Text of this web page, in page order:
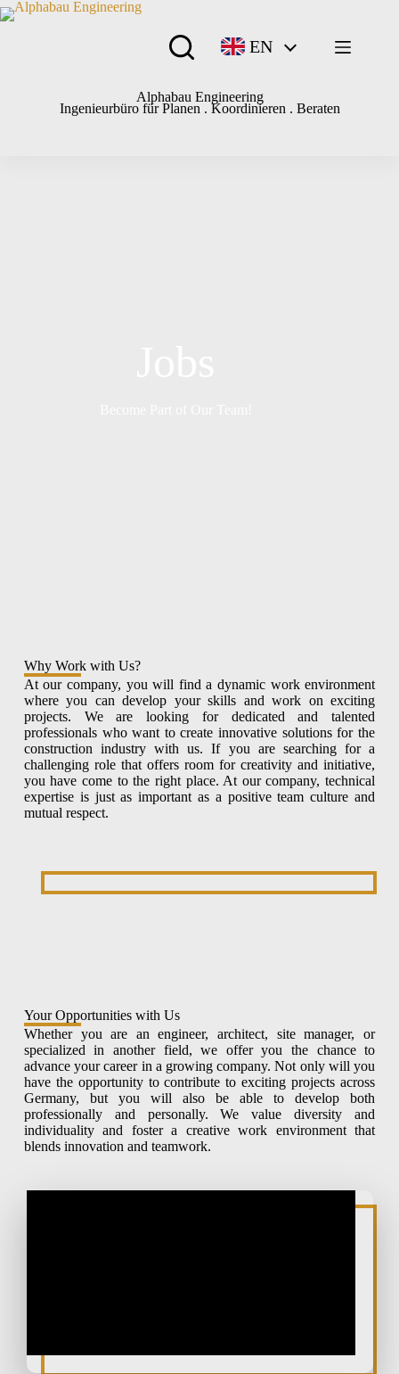
Alphabau Engineering
Ingenieurbüro für Planen . Koordinieren . Beraten
EN
Why Work with Us?
At our company, you will find a dynamic work environment
where you can develop your skills and work on exciting
projects. We are looking for dedicated and talented
professionals who want to create innovative solutions for the
construction industry with us. If you are searching for a
challenging role that offers room for creativity and initiative,
you have come to the right place. At our company, technical
expertise is just as important as a positive team culture and
mutual respect.
Your Opportunities with Us
Whether you are an engineer, architect, site manager, or
specialized in another field, we offer you the chance to
advance your career in a growing company. Not only will you
have the opportunity to contribute to exciting projects across
Germany, but you will also be able to develop both
professionally and personally. We value diversity and
individuality and foster a creative work environment that
blends innovation and teamwork.